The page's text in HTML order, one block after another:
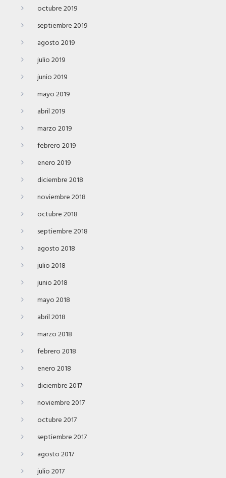
octubre 2019
septiembre 2019
agosto 2019
julio 2019
junio 2019
mayo 2019
abril 2019
marzo 2019
febrero 2019
enero 2019
diciembre 2018
noviembre 2018
octubre 2018
septiembre 2018
agosto 2018
julio 2018
junio 2018
mayo 2018
abril 2018
marzo 2018
febrero 2018
enero 2018
diciembre 2017
noviembre 2017
octubre 2017
septiembre 2017
agosto 2017
julio 2017